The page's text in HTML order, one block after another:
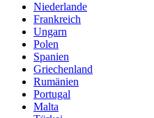
Niederlande
Frankreich
Ungarn
Polen
Spanien
Griechenland
Rumänien
Portugal
Malta